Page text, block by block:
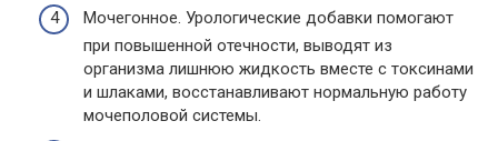
Мочегонное. Урологические добавки помогают
при повышенной отечности, выводят из
организма лишнюю жидкость вместе с токсинами
и шлаками, восстанавливают нормальную работу
мочеполовой системы.